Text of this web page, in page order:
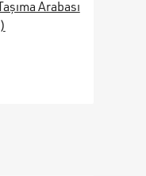
Arabası